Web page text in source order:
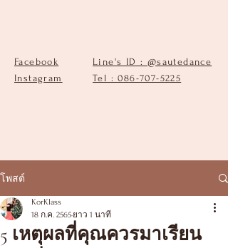
Facebook
Instagram
Line's ID : @sautedance
Tel : 086-707-5225
โพสต์
5 เหตุผลที่คุณควรมาเรียน
KorKlass
18 ก.ค. 2565 ยาว 1 นาที